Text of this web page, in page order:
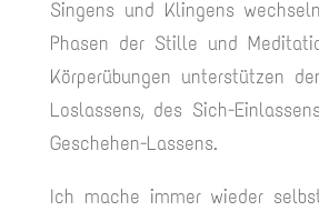
Singens und Klingens
Phasen der Stille und
Körperübungen unterstützen
Loslassens, des Sich-
Geschehen-Lassens.
Ich mache immer wieder